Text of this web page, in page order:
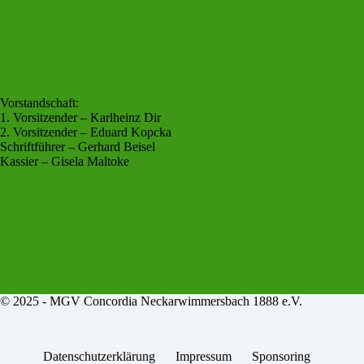
Vorstandschaft:
1. Vorsitzender – Karlheinz Dir
2. Vorsitzender – Eduard Kopcka
Schriftführer – Gerhard Beisel
Kassier – Gisela Maltoke
© 2025 - MGV Concordia Neckarwimmersbach 1888 e.V.
Datenschutzerklärung Impressum Sponsoring